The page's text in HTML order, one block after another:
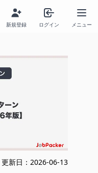
新規登録 ログイン メニュー
更新日： 2026-06-13